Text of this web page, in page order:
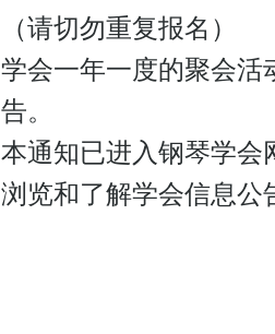
（请切勿重复报名）
学会一年一度的聚会活
告。
本通知已进入钢琴学会
浏览和了解学会信息公